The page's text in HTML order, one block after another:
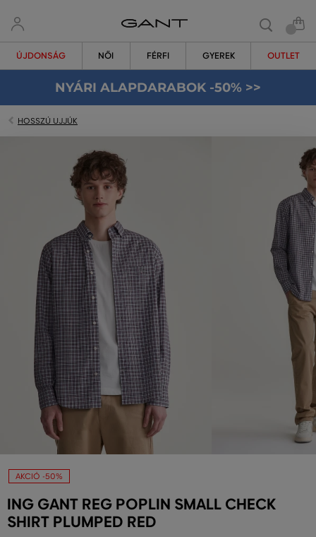
ÚJDONSÁG NŐI FÉRFI GYEREK OUTLET
NYÁRI ALAPDARABOK -50% >>
HOSSZÚ UJJÚK
AKCIÓ -50%
ING GANT REG POPLIN SMALL CHECK
SHIRT PLUMPED RED